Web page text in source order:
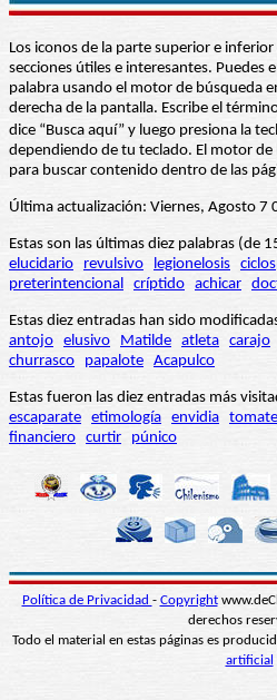
Los iconos de la parte superior e
secciones útiles e interesantes. Puedes
palabra usando el motor de búsqueda
derecha de la pantalla. Escribe el
dice “Busca aquí” y luego presiona la
dependiendo de tu teclado. El motor de
para buscar contenido dentro de las
Última actualización: Viernes, Agosto 7
Estas son las últimas diez palabras (de
elucidario
revulsivo legionelosis
preterintencional críptido achicar
Estas diez entradas han sido
antojo elusivo Matilde atleta carajo
churrasco
papalote Acapulco
Estas fueron las diez entradas más
escaparate etimología envidia tomate
financiero curtir púnico
Política de Privacidad - Copyright
derechos
Todo el material en estas páginas es
artificial